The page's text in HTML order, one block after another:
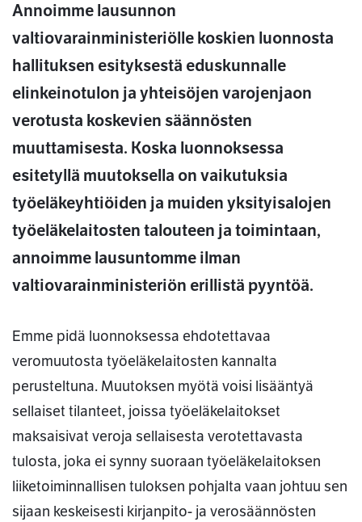
Annoimme lausunnon
valtiovarainministeriölle koskien luonnosta
hallituksen esityksestä eduskunnalle
elinkeinotulon ja yhteisöjen varojenjaon
verotusta koskevien säännösten
muuttamisesta. Koska luonnoksessa
esitetyllä muutoksella on vaikutuksia
työeläkeyhtiöiden ja muiden yksityisalojen
työeläkelaitosten talouteen ja toimintaan,
annoimme lausuntomme ilman
valtiovarainministeriön erillistä pyyntöä.
Emme pidä luonnoksessa ehdotettavaa
veromuutosta työeläkelaitosten kannalta
perusteltuna. Muutoksen myötä voisi lisääntyä
sellaiset tilanteet, joissa työeläkelaitokset
maksaisivat veroja sellaisesta verotettavasta
tulosta, joka ei synny suoraan työeläkelaitoksen
liiketoiminnallisen tuloksen pohjalta vaan johtuu sen
sijaan keskeisesti kirjanpito- ja verosäännösten